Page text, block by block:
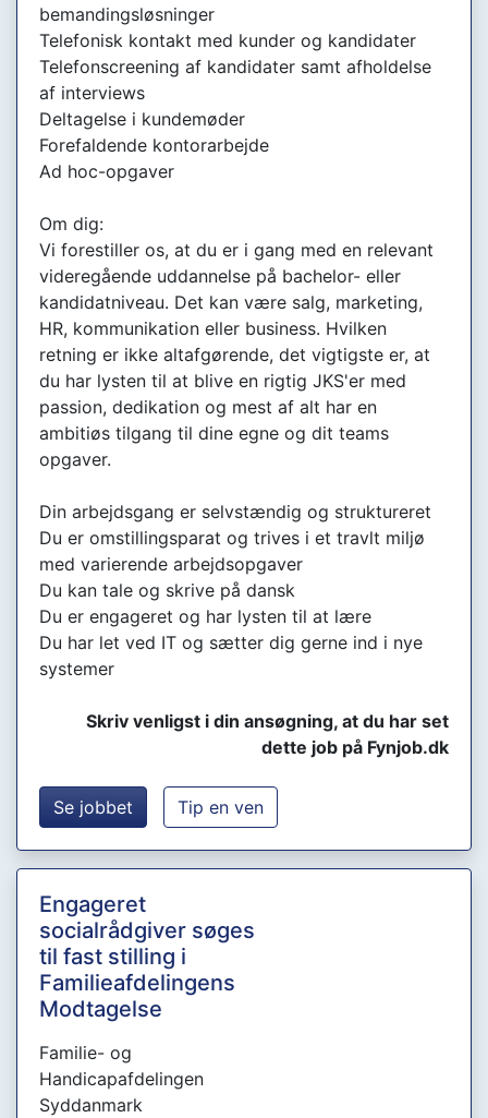
bemandingsløsninger
Telefonisk kontakt med kunder og kandidater
Telefonscreening af kandidater samt afholdelse
af interviews
Deltagelse i kundemøder
Forefaldende kontorarbejde
Ad hoc-opgaver
Om dig:
Vi forestiller os, at du er i gang med en relevant
videregående uddannelse på bachelor- eller
kandidatniveau. Det kan være salg, marketing,
HR, kommunikation eller business. Hvilken
retning er ikke altafgørende, det vigtigste er, at
du har lysten til at blive en rigtig JKS'er med
passion, dedikation og mest af alt har en
ambitiøs tilgang til dine egne og dit teams
opgaver.
Din arbejdsgang er selvstændig og struktureret
Du er omstillingsparat og trives i et travlt miljø
med varierende arbejdsopgaver
Du kan tale og skrive på dansk
Du er engageret og har lysten til at lære
Du har let ved IT og sætter dig gerne ind i nye
systemer
Skriv venligst i din ansøgning, at du har set
dette job på Fynjob.dk
Se jobbet Tip en ven
Engageret
socialrådgiver søges
til fast stilling i
Familieafdelingens
Modtagelse
Familie- og
Handicapafdelingen
Syddanmark